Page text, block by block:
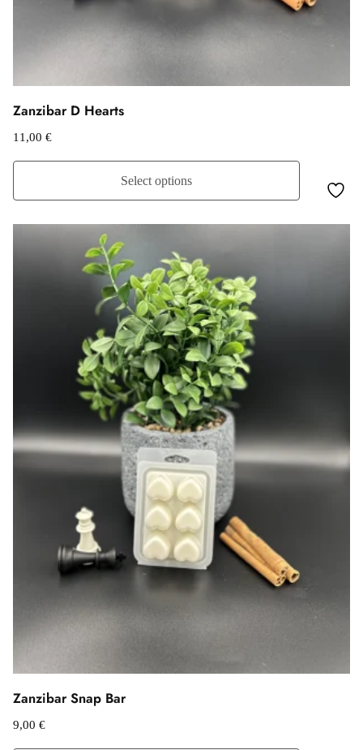
Zanzibar D Hearts
11,00 €
Select options
Zanzibar Snap Bar
9,00 €